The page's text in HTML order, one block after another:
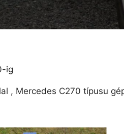
ig
, Mercedes C270 típusu